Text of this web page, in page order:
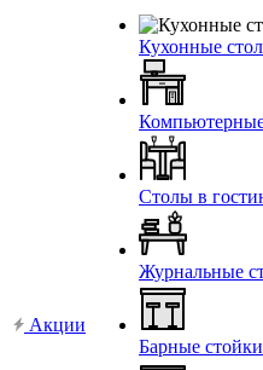
Акции
Кухонные
Столы в
Журнальные
Барные стойки